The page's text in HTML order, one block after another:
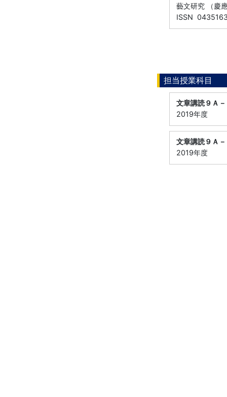
藝文研究 （慶
ISSN
担当授業科目
文章講読９Ａ
2019年度
文章講読９Ａ
2019年度